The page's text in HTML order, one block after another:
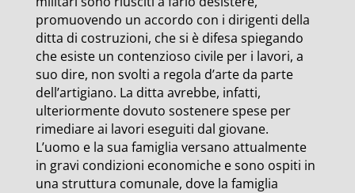
promuovendo un accordo con i dirigenti della
ditta di costruzioni, che si è difesa spiegando
che esiste un contenzioso civile per i lavori, a
suo dire, non svolti a regola d’arte da parte
dell’artigiano. La ditta avrebbe, infatti,
ulteriormente dovuto sostenere spese per
rimediare ai lavori eseguiti dal giovane.
L’uomo e la sua famiglia versano attualmente
in gravi condizioni economiche e sono ospiti in
una struttura comunale, dove la famiglia